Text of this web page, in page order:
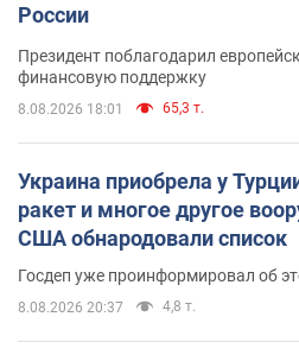
России
Президент поблагодарил
финансовую поддержку
8.08.2026 18:01 65,3 т.
Украина приобрела у
ракет и многое другое
США обнародовали список
Госдеп уже проинформировал об
8.08.2026 20:37 4,8 т.